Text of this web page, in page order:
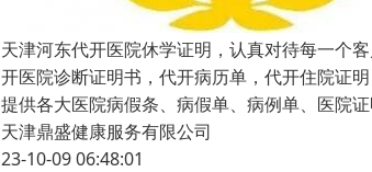
天津河东代开医院休学证明，认真对待每一个
开医院诊断证明书，代开病历单，代开住院证
提供各大医院病假条、病假单、病例单、医院
天津鼎盛健康服务有限公司
23-10-09 06:48:01